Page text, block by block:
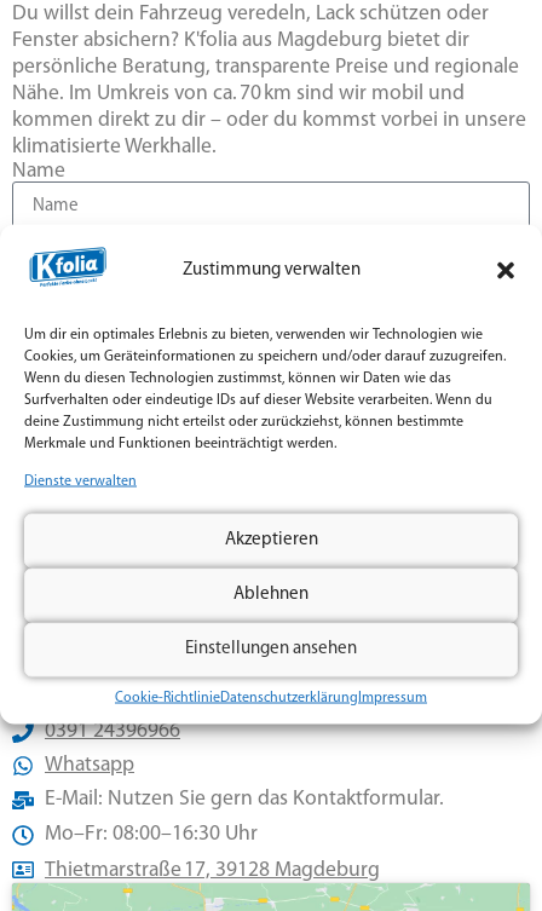
Zustimmung verwalten
Um dir ein optimales Erlebnis zu bieten, verwenden wir Technologien wie
Cookies, um Geräteinformationen zu speichern und/oder darauf zuzugreifen.
Wenn du diesen Technologien zustimmst, können wir Daten wie das
Surfverhalten oder eindeutige IDs auf dieser Website verarbeiten. Wenn du
deine Zustimmung nicht erteilst oder zurückziehst, können bestimmte
Merkmale und Funktionen beeinträchtigt werden.
Dienste verwalten
Akzeptieren
Ablehnen
Einstellungen ansehen
Cookie-RichtlinieDatenschutzerklärung Impressum
Du willst dein Fahrzeug veredeln, Lack schützen oder
Fenster absichern? K'folia aus Magdeburg bietet dir
persönliche Beratung, transparente Preise und regionale
Nähe. Im Umkreis von ca. 70 km sind wir mobil und
kommen direkt zu dir – oder du kommst vorbei in unsere
klimatisierte Werkhalle.
Name
E-Mail
Nachricht
Ich habe die
verstanden.
Klicken Sie auf „Ich stimme zu“, um Google recaptcha zu aktivieren
Cookie-Richtlinie
Ich stimme zu
Senden
0391 24396966
Whatsapp
E-Mail: Nutzen Sie gern das Kontaktformular.
Mo–Fr: 08:00–16:30 Uhr
Thietmarstraße 17, 39128 Magdeburg